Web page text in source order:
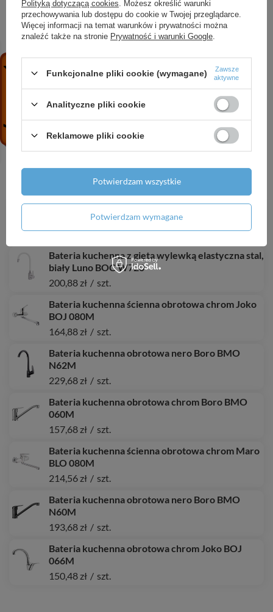
[mm]
Typ aeratora honeycomb
Rozmiar aeratora M24
Dźwignia typu Clinic/
medyczna
ZOBACZ RÓWNIEŻ
Bateria kuchenna obrotowa chrom Teno BON
150,48 zł / szt.
Bateria kuchenna z giętą wylewką elastyczna stal,
biały Luno BOC W720
200,88 zł / szt.
Bateria kuchenna ścienna obrotowa chrom Joko
BOJ 080M
164,88 zł / szt.
Bateria kuchenna obrotowa nero Boro BMO
N62M
229,68 zł / szt.
Bateria kuchenna obrotowa chrom Boro BMO
060M
157,68 zł / szt.
Bateria kuchenna ścienna obrotowa chrom Maro
BLO 080M
214,56 zł / szt.
Bateria kuchenna obrotowa nero Boro BMO
N60M
193,68 zł / szt.
Bateria kuchenna obrotowa chrom Joko BOJ
066M
150,48 zł / szt.
Polityką dotyczącą cookies . Możesz określić warunki
przechowywania lub dostępu do cookie w Twojej przeglądarce.
Więcej informacji na temat warunków i prywatności można
znaleźć także na stronie Prywatność i warunki Google
Funkcjonalne pliki cookie (wymagane)
Zawsze
aktywne
Analityczne pliki cookie
Reklamowe pliki cookie
Potwierdzam wymagane
Potwierdzam wszystkie